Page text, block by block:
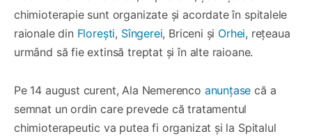
chimioterapie sunt organizate și acordate în spitalele
raionale din Florești, Sîngerei, Briceni și Orhei, rețeaua
urmând să fie extinsă treptat și în alte raioane.
Pe 14 august curent, Ala Nemerenco anunțasecă a
semnat un ordin care prevede că tratamentul
chimioterapeutic va putea fi organizat și la Spitalul